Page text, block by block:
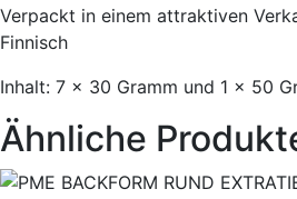
Verpackt in einem attraktiven
Finnisch
Inhalt: 7 x 30 Gramm und 1 x 50
Ähnliche